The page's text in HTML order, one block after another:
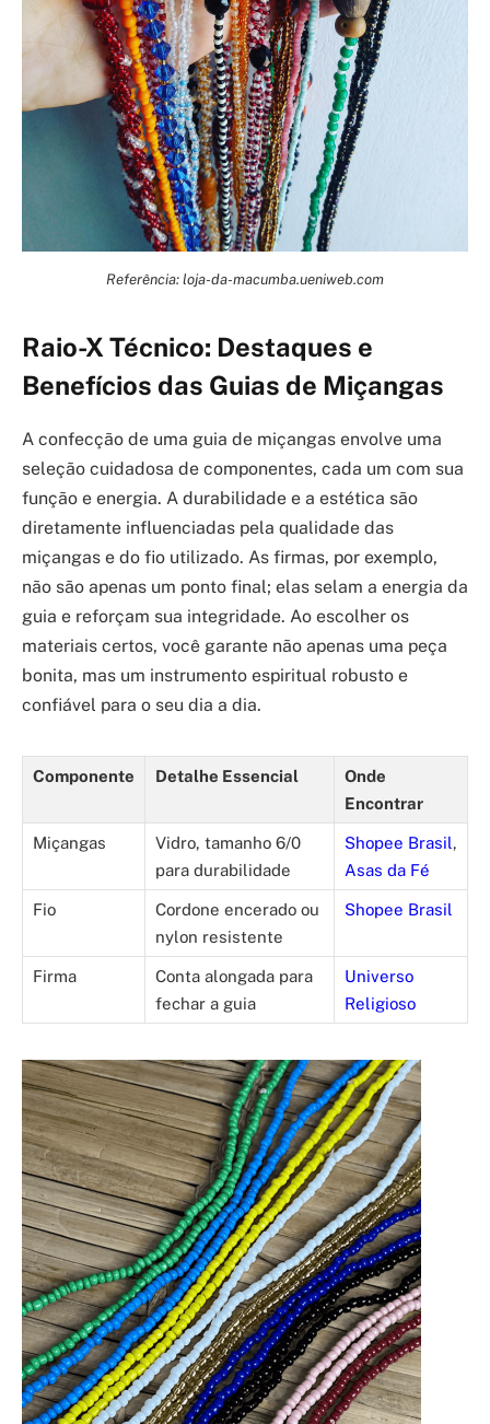
Referência: loja-da-macumba.ueniweb.com
Raio-X Técnico: Destaques e
Benefícios das Guias de Miçangas
A confecção de uma guia de miçangas envolve uma
seleção cuidadosa de componentes, cada um com sua
função e energia. A durabilidade e a estética são
diretamente influenciadas pela qualidade das
miçangas e do fio utilizado. As firmas, por exemplo,
não são apenas um ponto final; elas selam a energia da
guia e reforçam sua integridade. Ao escolher os
materiais certos, você garante não apenas uma peça
bonita, mas um instrumento espiritual robusto e
confiável para o seu dia a dia.
Componente Detalhe Essencial
Onde
Encontrar
Miçangas
Vidro, tamanho 6/0
para durabilidade
Shopee Brasil,
Asas da Fé
Fio
Cordone encerado ou
nylon resistente
Shopee Brasil
Firma
Conta alongada para
fechar a guia
Universo
Religioso